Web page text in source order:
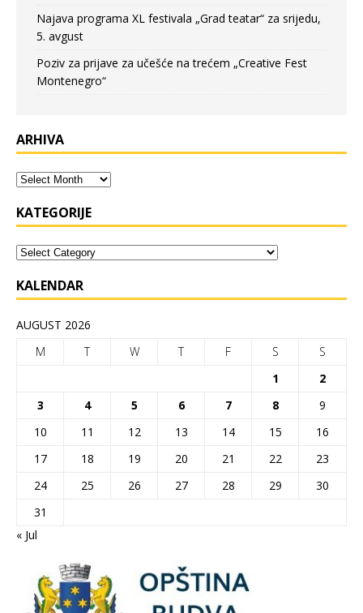
Najava programa XL festivala „Grad teatar“ za srijedu,
5. avgust
Poziv za prijave za učešće na trećem „Creative Fest
Montenegro“
ARHIVA
KATEGORIJE
KALENDAR
AUGUST 2026
M
T W T F S
S
1
2
3
4 5 6 7 8
9
10
11 12 13 14 15
16
17
18 19 20 21 22
23
24
25 26 27 28 29
30
31
« Jul